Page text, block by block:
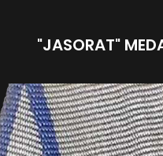
"JASORAT"